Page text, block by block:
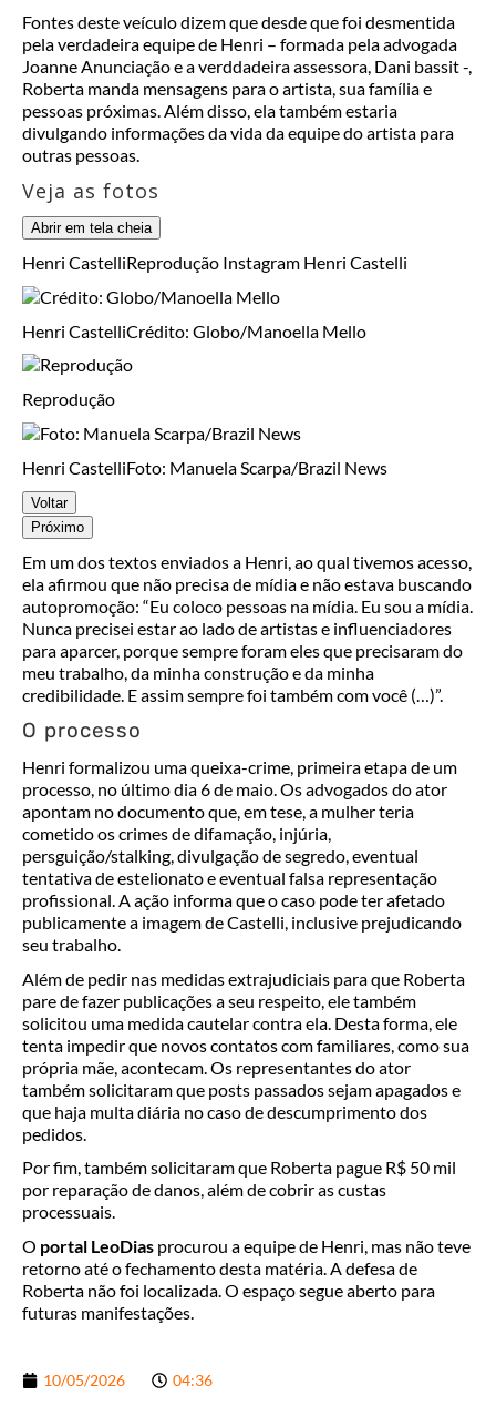
Fontes deste veículo dizem que desde que foi desmentida
pela verdadeira equipe de Henri – formada pela advogada
Joanne Anunciação e a verddadeira assessora, Dani bassit -,
Roberta manda mensagens para o artista, sua família e
pessoas próximas. Além disso, ela também estaria
divulgando informações da vida da equipe do artista para
outras pessoas.
Veja as fotos
Abrir em tela cheia
Henri CastelliReprodução Instagram Henri Castelli
Henri CastelliCrédito: Globo/Manoella Mello
Reprodução
Henri CastelliFoto: Manuela Scarpa/Brazil News
Voltar
Próximo
Em um dos textos enviados a Henri, ao qual tivemos acesso,
ela afirmou que não precisa de mídia e não estava buscando
autopromoção: “Eu coloco pessoas na mídia. Eu sou a mídia.
Nunca precisei estar ao lado de artistas e influenciadores
para aparcer, porque sempre foram eles que precisaram do
meu trabalho, da minha construção e da minha
credibilidade. E assim sempre foi também com você (…)”.
O processo
Henri formalizou uma queixa-crime, primeira etapa de um
processo, no último dia 6 de maio. Os advogados do ator
apontam no documento que, em tese, a mulher teria
cometido os crimes de difamação, injúria,
persguição/stalking, divulgação de segredo, eventual
tentativa de estelionato e eventual falsa representação
profissional. A ação informa que o caso pode ter afetado
publicamente a imagem de Castelli, inclusive prejudicando
seu trabalho.
Além de pedir nas medidas extrajudiciais para que Roberta
pare de fazer publicações a seu respeito, ele também
solicitou uma medida cautelar contra ela. Desta forma, ele
tenta impedir que novos contatos com familiares, como sua
própria mãe, acontecam. Os representantes do ator
também solicitaram que posts passados sejam apagados e
que haja multa diária no caso de descumprimento dos
pedidos.
Por fim, também solicitaram que Roberta pague R$ 50 mil
por reparação de danos, além de cobrir as custas
processuais.
O portal LeoDias procurou a equipe de Henri, mas não teve
retorno até o fechamento desta matéria. A defesa de
Roberta não foi localizada. O espaço segue aberto para
futuras manifestações.
10/05/2026 04:36